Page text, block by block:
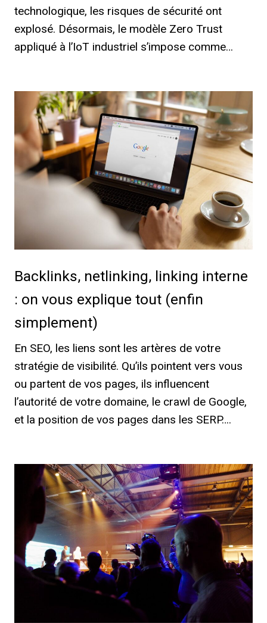
technologique, les risques de sécurité ont
explosé. Désormais, le modèle Zero Trust
appliqué à l’IoT industriel s’impose comme…
Backlinks, netlinking, linking interne
: on vous explique tout (enfin
simplement)
En SEO, les liens sont les artères de votre
stratégie de visibilité. Qu’ils pointent vers vous
ou partent de vos pages, ils influencent
l’autorité de votre domaine, le crawl de Google,
et la position de vos pages dans les SERP….